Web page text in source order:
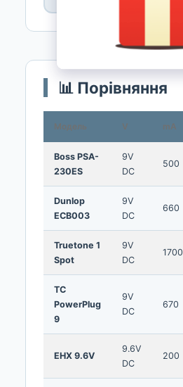
📊 Порівняння
Модель V mA
Boss PSA-
230ES
9V
DC
500
Dunlop
ECB003
9V
DC
660
Truetone 1
Spot
9V
DC
1700
TC
PowerPlug
9
9V
DC
670
EHX 9.6V
9.6V
DC
200